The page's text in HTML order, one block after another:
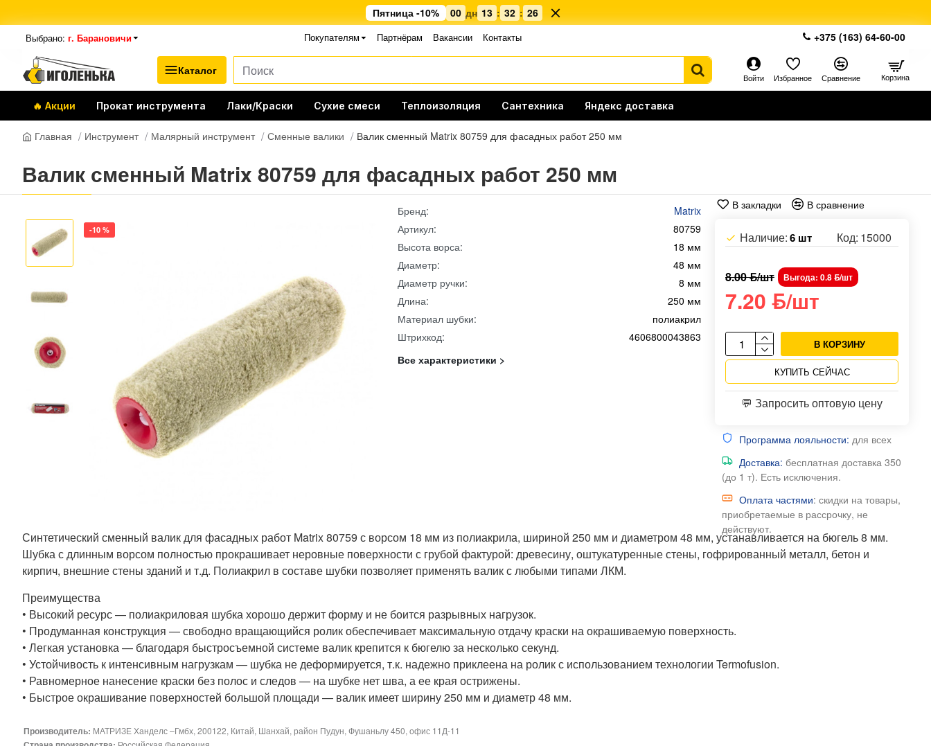
Пятница -10% 00 дн 13 : 32 : 25
Выбрано: г. Барановичи Покупателям Партнёрам Вакансии Контакты +375 (163) 64-60-00
Каталог
Войти Избранное Сравнение Корзина
🔥 Акции Прокат инструмента Лаки/Краски Сухие смеси Теплоизоляция Сантехника Яндекс доставка
Главная Инструмент Малярный инструмент Сменные валики Валик сменный Matrix 80759 для фасадных работ 250 мм
Валик сменный Matrix 80759 для фасадных работ 250 мм
-10 %
7.20 ƃ/шт
8.00 ƃ/шт Выгода: 0.8 ƃ/шт
Наличие:6 шт Код: 15000
В КОРЗИНУ
КУПИТЬ СЕЙЧАС
В закладки В сравнение
💬 Запросить оптовую цену
Программа лояльности: для всех
Доставка: бесплатная доставка 350
(до 1 т). Есть исключения.
Оплата частями: скидки на товары,
приобретаемые в рассрочку, не
действуют.
Бренд:
Matrix
Артикул:
80759
Высота ворса:
18 мм
Диаметр:
48 мм
Диаметр ручки:
8 мм
Длина:
250 мм
Материал шубки:
полиакрил
Штрихкод:
4606800043863
Все характеристики >
Синтетический сменный валик для фасадных работ Matrix 80759 с ворсом 18 мм из полиакрила, шириной 250 мм и диаметром 48 мм, устанавливается на бюгель 8 мм.
Шубка с длинным ворсом полностью прокрашивает неровные поверхности с грубой фактурой: древесину, оштукатуренные стены, гофрированный металл, бетон и
кирпич, внешние стены зданий и т.д. Полиакрил в составе шубки позволяет применять валик с любыми типами ЛКМ.
Преимущества
• Высокий ресурс — полиакриловая шубка хорошо держит форму и не боится разрывных нагрузок.
• Продуманная конструкция — свободно вращающийся ролик обеспечивает максимальную отдачу краски на окрашиваемую поверхность.
• Легкая установка — благодаря быстросъемной системе валик крепится к бюгелю за несколько секунд.
• Устойчивость к интенсивным нагрузкам — шубка не деформируется, т.к. надежно приклеена на ролик с использованием технологии Termofusion.
• Равномерное нанесение краски без полос и следов — на шубке нет шва, а ее края острижены.
• Быстрое окрашивание поверхностей большой площади — валик имеет ширину 250 мм и диаметр 48 мм.
Производитель: МАТРИЗЕ Ханделс –Гмбх, 200122, Китай, Шанхай, район Пудун, Фушаньлу 450, офис 11Д-11